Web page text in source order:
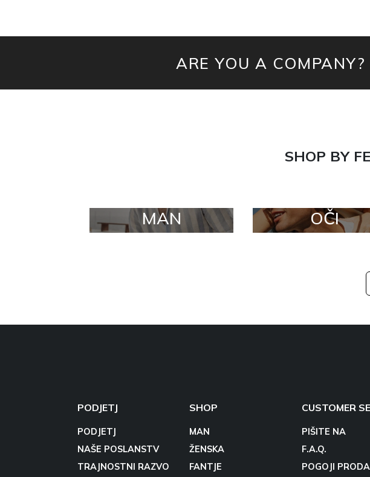
ARE YOU A
SHOP BY
MAN OČI
PODJETJ
PODJETJ
NAŠE POSLANSTV
TRAJNOSTNI RAZVO
SHOP
MAN
ŽENSKA
FANTJE
CUSTOMER
PIŠITE NA
F.A.Q.
POGOJI PRODAJ